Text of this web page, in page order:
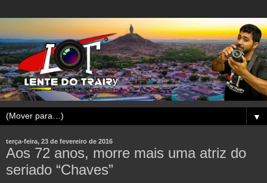
▼
terça-feira, 23 de fevereiro de 2016
Aos 72 anos, morre mais uma atriz do
seriado “Chaves”